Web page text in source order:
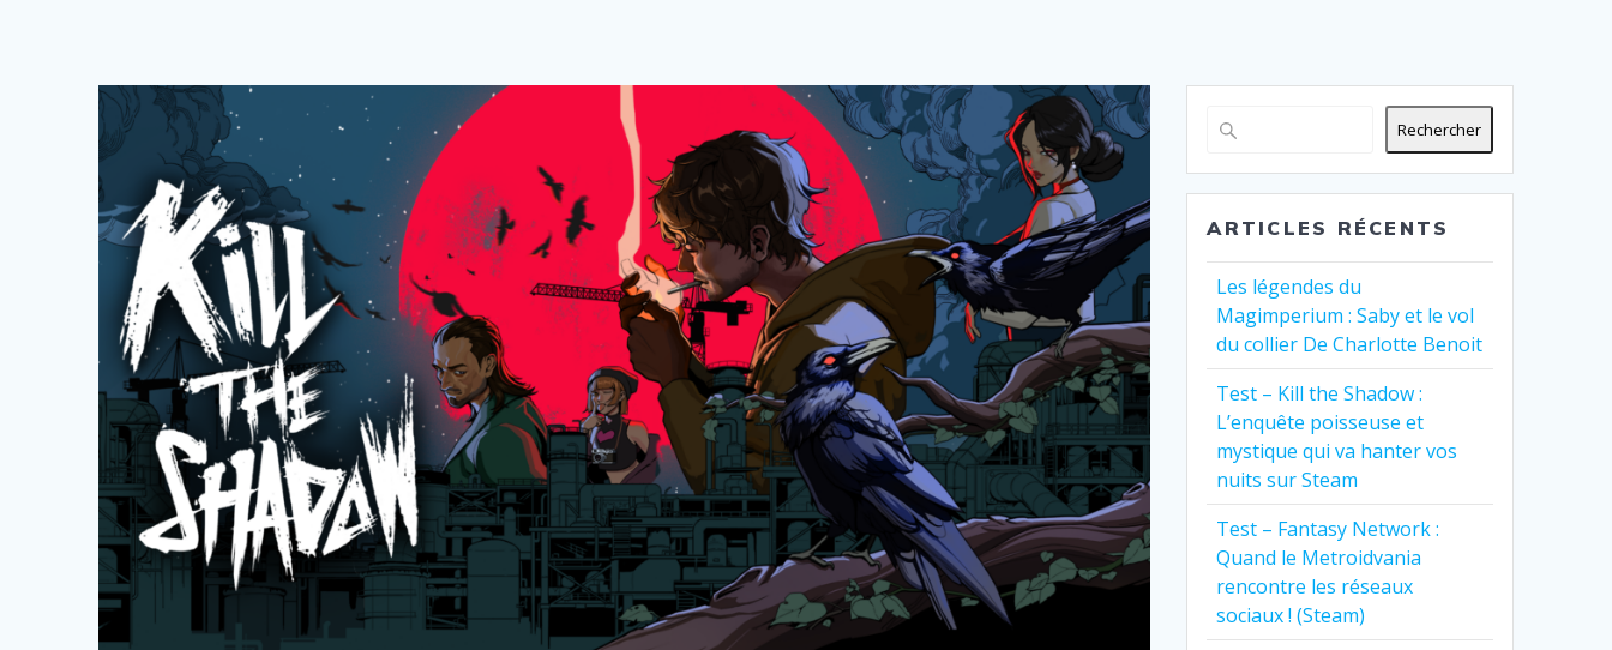
Rechercher
ARTICLES RÉCENTS
Les légendes du
Magimperium : Saby et le vol
du collier De Charlotte Benoit
Test – Kill the Shadow :
L’enquête poisseuse et
mystique qui va hanter vos
nuits sur Steam
Test – Fantasy Network :
Quand le Metroidvania
rencontre les réseaux
sociaux ! (Steam)